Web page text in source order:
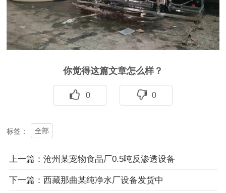
你觉得这篇文章怎么样？
0 0
标签： 全部
上一篇：沧州某宠物食品厂0.5吨反渗透设备
下一篇：西藏那曲某纯净水厂设备发货中